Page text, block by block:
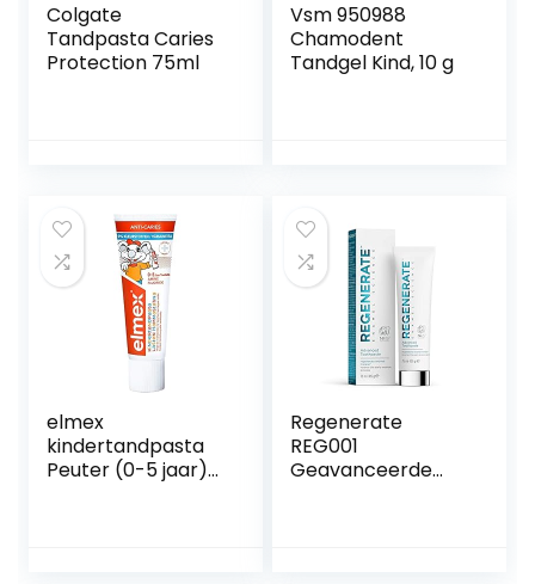
Colgate
Tandpasta Caries
Protection 75ml
Vsm 950988
Chamodent
Tandgel Kind, 10 g
elmex
kindertandpasta
Peuter (0-5 jaar)
Regenerate
REG001
Geavanceerde